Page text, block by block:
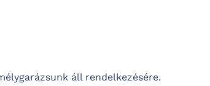
áll rendelkezésére.